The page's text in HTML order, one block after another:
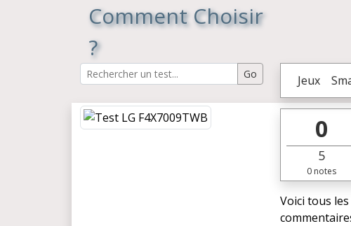
Comment Choisir
?
Jeux
0
5
0 notes
Voici tous les